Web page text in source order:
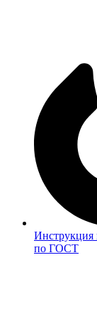
Инструкция
по ГОСТ